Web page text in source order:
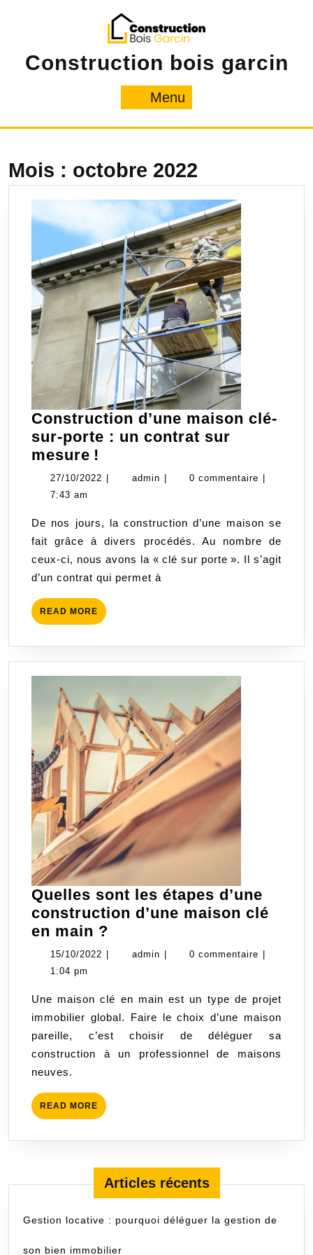
Construction bois garcin
Menu
Mois : octobre 2022
Construction d’une maison clé-
sur-porte : un contrat sur
mesure !
d’une
sur-
porte :
un
contrat
sur
mesure !
27/10/2022 27/10/2022
admin admin0 commentaire
7:43 am
De nos jours, la construction d’une maison se
fait grâce à divers procédés. Au nombre de
ceux-ci, nous avons la « clé sur porte ». Il s’agit
d’un contrat qui permet à
READ MORE READ
MORE
Quelles sont les étapes d’une
construction d’une maison clé
en main ?
sont
d’une
construction
d’une
maison
15/10/2022 15/10/2022
admin admin0 commentaire
1:04 pm
Une maison clé en main est un type de projet
immobilier global. Faire le choix d’une maison
pareille, c’est choisir de déléguer sa
construction à un professionnel de maisons
neuves.
READ MORE READ
MORE
Articles récents
Gestion locative : pourquoi déléguer la gestion de
son bien immobilier